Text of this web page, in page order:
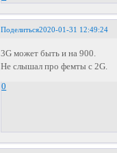
Поделиться2020-01-31 12:49:24
3G может быть и на 900.
Не слышал про фемты с 2G.
0